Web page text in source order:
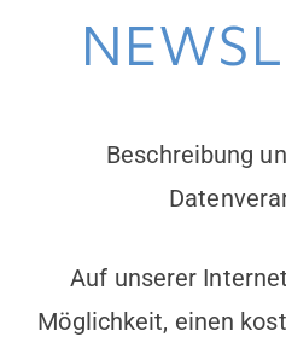
Beschreibung
Auf unserer
Möglichkeit, einen